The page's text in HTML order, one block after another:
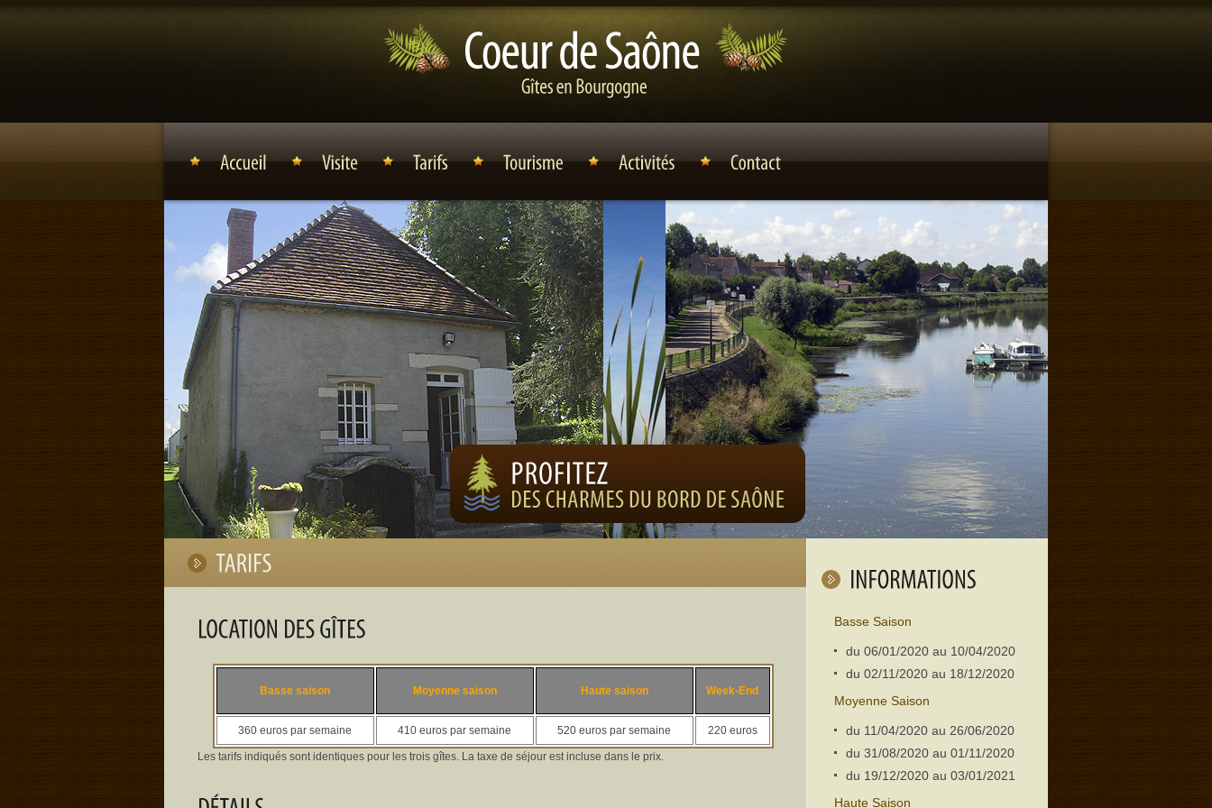
Basse saison Moyenne saison Haute saison Week-End
360 euros par semaine 410 euros par semaine 520 euros par semaine 220 euros
Les tarifs indiqués sont identiques pour les trois gîtes. La taxe de séjour est incluse dans le prix.
Basse Saison
du 06/01/2020 au 10/04/2020
du 02/11/2020 au 18/12/2020
Moyenne Saison
du 11/04/2020 au 26/06/2020
du 31/08/2020 au 01/11/2020
du 19/12/2020 au 03/01/2021
Haute Saison